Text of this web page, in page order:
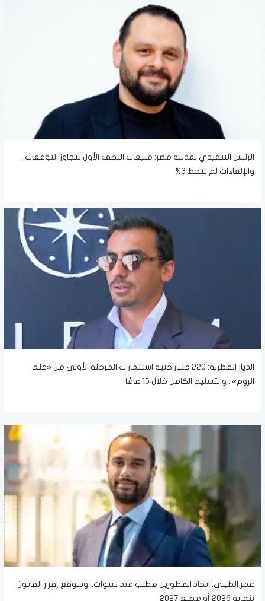
الرئيس التنفيذي لمدينة مصر: مبيعات النصف الأول تتجاوز التوقعات..
والإلغاءات لم تتخطَ 3%
الديار القطرية: 220 مليار جنيه استثمارات المرحلة الأولى من «علم
الروم».. والتسليم الكامل خلال 15 عامًا
عمر الطيبي: اتحاد المطورين مطلب منذ سنوات.. ونتوقع إقرار القانون
بنهاية 2026 أو مطلع 2027